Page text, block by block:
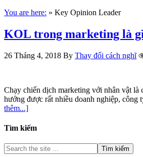
You are here: » Key Opinion Leader
KOL trong marketing là
26 Tháng 4, 2018 By Thay đổi cách nghĩ
Chạy chiến dịch marketing với nhân vật là
hướng được rất nhiều doanh nghiệp,
thêm...]
Tìm kiếm